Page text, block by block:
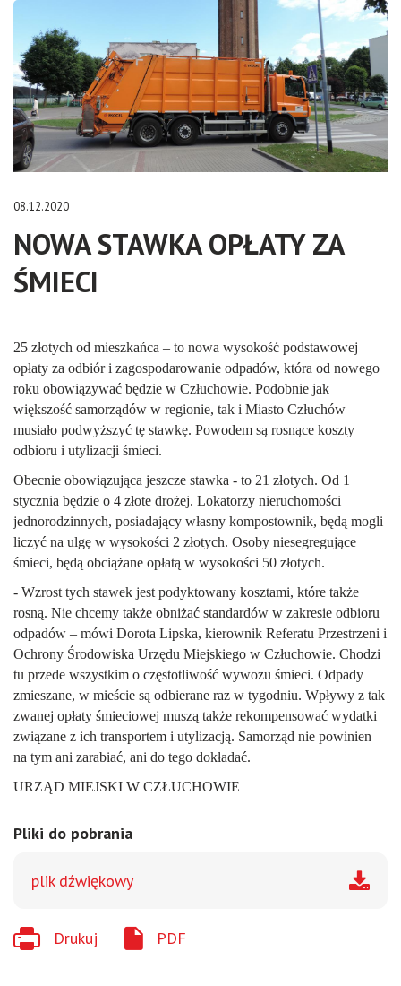
08.12.2020
NOWA STAWKA OPŁATY ZA
ŚMIECI
25 złotych od mieszkańca – to nowa wysokość podstawowej
opłaty za odbiór i zagospodarowanie odpadów, która od nowego
roku obowiązywać będzie w Człuchowie. Podobnie jak
większość samorządów w regionie, tak i Miasto Człuchów
musiało podwyższyć tę stawkę. Powodem są rosnące koszty
odbioru i utylizacji śmieci.
Obecnie obowiązująca jeszcze stawka - to 21 złotych. Od 1
stycznia będzie o 4 złote drożej. Lokatorzy nieruchomości
jednorodzinnych, posiadający własny kompostownik, będą mogli
liczyć na ulgę w wysokości 2 złotych. Osoby niesegregujące
śmieci, będą obciążane opłatą w wysokości 50 złotych.
- Wzrost tych stawek jest podyktowany kosztami, które także
rosną. Nie chcemy także obniżać standardów w zakresie odbioru
odpadów – mówi Dorota Lipska, kierownik Referatu Przestrzeni i
Ochrony Środowiska Urzędu Miejskiego w Człuchowie. Chodzi
tu przede wszystkim o częstotliwość wywozu śmieci. Odpady
zmieszane, w mieście są odbierane raz w tygodniu. Wpływy z tak
zwanej opłaty śmieciowej muszą także rekompensować wydatki
związane z ich transportem i utylizacją. Samorząd nie powinien
na tym ani zarabiać, ani do tego dokładać.
URZĄD MIEJSKI W CZŁUCHOWIE
Pliki do pobrania
plik dźwiękowy
Drukuj PDF